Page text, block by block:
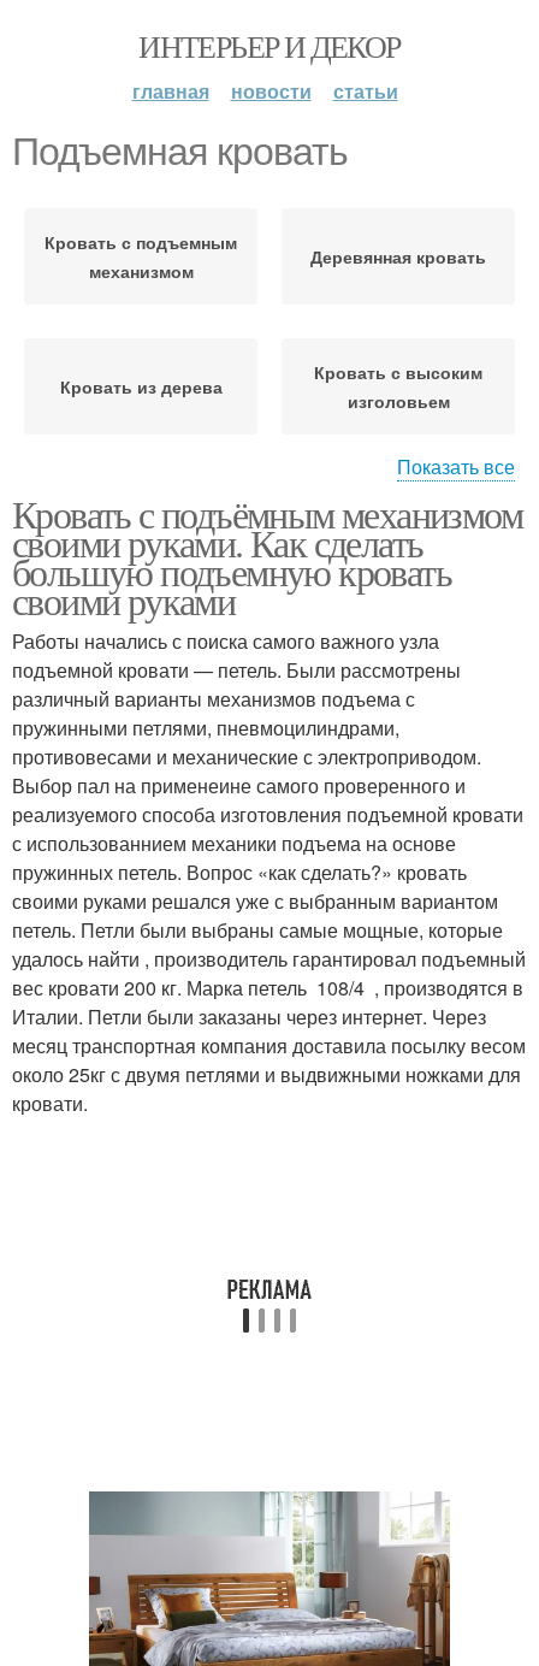
ИНТЕРЬЕР И ДЕКОР
главная новости статьи
Подъемная кровать
Кровать с подъемным
механизмом
Деревянная кровать
Кровать из дерева
Кровать с высоким
изголовьем
Кровати с подъемным
механизмом
Подъемный каркас
Показать все
Кровать с подъёмным механизмом
своими руками. Как сделать
большую подъемную кровать
своими руками
Работы начались с поиска самого важного узла
подъемной кровати — петель. Были рассмотрены
различный варианты механизмов подъема с
пружинными петлями, пневмоцилиндрами,
противовесами и механические с электроприводом.
Выбор пал на применеине самого проверенного и
реализуемого способа изготовления подъемной кровати
с использованнием механики подъема на основе
пружинных петель. Вопрос «как сделать?» кровать
своими руками решался уже с выбранным вариантом
петель. Петли были выбраны самые мощные, которые
удалось найти , производитель гарантировал подъемный
вес кровати 200 кг. Марка петель 108/4 , производятся в
Италии. Петли были заказаны через интернет. Через
месяц транспортная компания доставила посылку весом
около 25кг с двумя петлями и выдвижными ножками для
кровати.